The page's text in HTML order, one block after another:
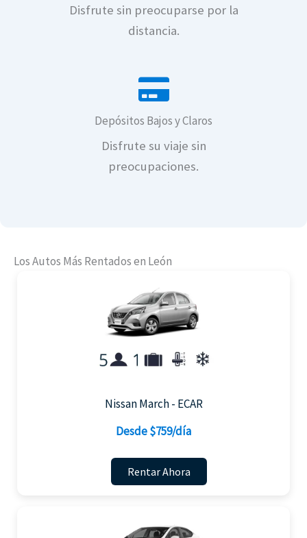
Disfrute sin preocuparse por la
distancia.
Depósitos Bajos y Claros
Disfrute su viaje sin
preocupaciones.
Los Autos Más Rentados en León
Nissan March - ECAR
Desde $759/día
Rentar Ahora